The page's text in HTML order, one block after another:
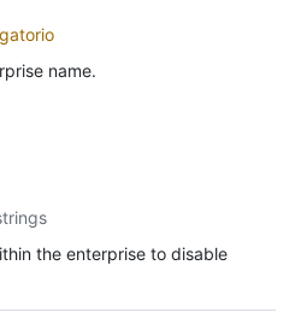
name.
the enterprise to disable